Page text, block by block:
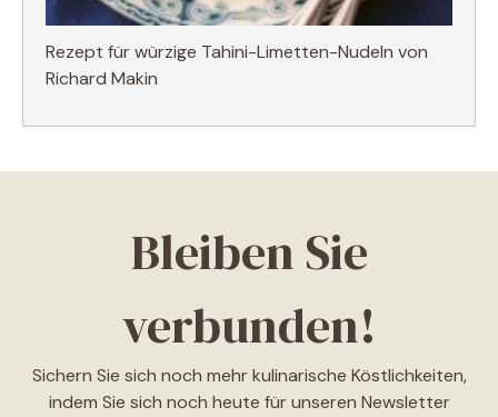
Rezept für würzige Tahini-Limetten-Nudeln von
Richard Makin
Bleiben Sie
verbunden!
Sichern Sie sich noch mehr kulinarische Köstlichkeiten,
indem Sie sich noch heute für unseren Newsletter